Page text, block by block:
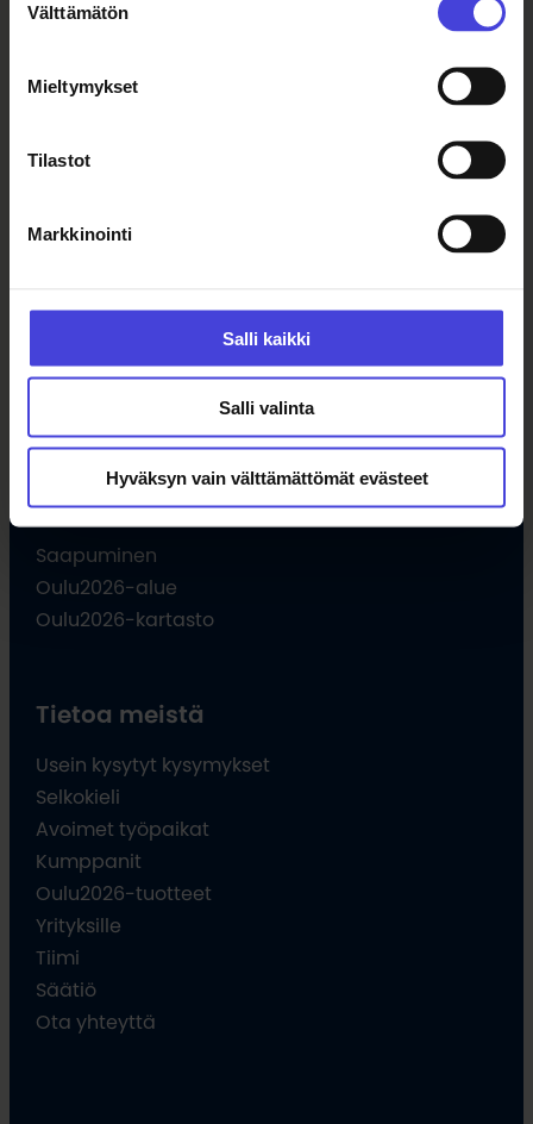
valinta
Välttämätön
Mieltymykset
Tilastot
Markkinointi
Salli kaikki
Salli valinta
Hyväksyn vain välttämättömät evästeet
Ajankohtaista
Ohjelma
Ohjelmahaku
Tule vapaaehtoiseksi
Hankkeet
Vieraile
Saapuminen
Oulu2026-alue
Oulu2026-kartasto
Tietoa meistä
Usein kysytyt kysymykset
Selkokieli
Avoimet työpaikat
Kumppanit
Oulu2026-tuotteet
Yrityksille
Tiimi
Säätiö
Ota yhteyttä